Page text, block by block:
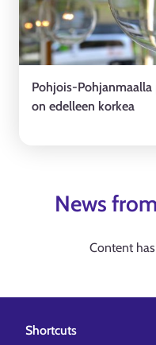
Pohjois-
on edelleen korkea
News
Content
Shortcuts